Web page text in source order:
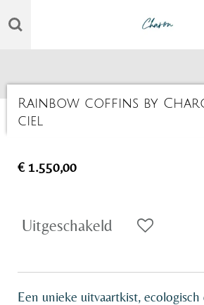
Ga
de
hoofdinhoud
Rainbow coffins by
ciel
€ 1.550,00
Uitgeschakeld
Een unieke uitvaartkist,